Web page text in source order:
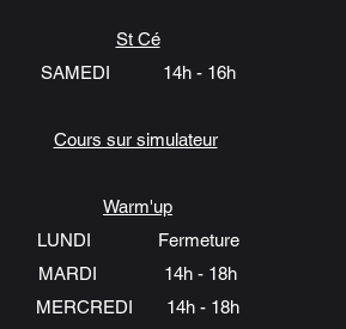
St Cé
SAMEDI 14h - 16h
Cours sur simulateur
Warm'up
LUNDI Fermeture
MARDI 14h - 18h
MERCREDI 14h - 18h